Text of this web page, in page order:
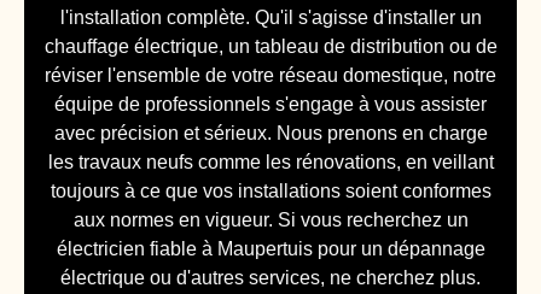
l'installation complète. Qu'il s'agisse d'installer un
chauffage électrique, un tableau de distribution ou de
réviser l'ensemble de votre réseau domestique, notre
équipe de professionnels s'engage à vous assister
avec précision et sérieux. Nous prenons en charge
les travaux neufs comme les rénovations, en veillant
toujours à ce que vos installations soient conformes
aux normes en vigueur. Si vous recherchez un
électricien fiable à Maupertuis pour un dépannage
électrique ou d'autres services, ne cherchez plus.